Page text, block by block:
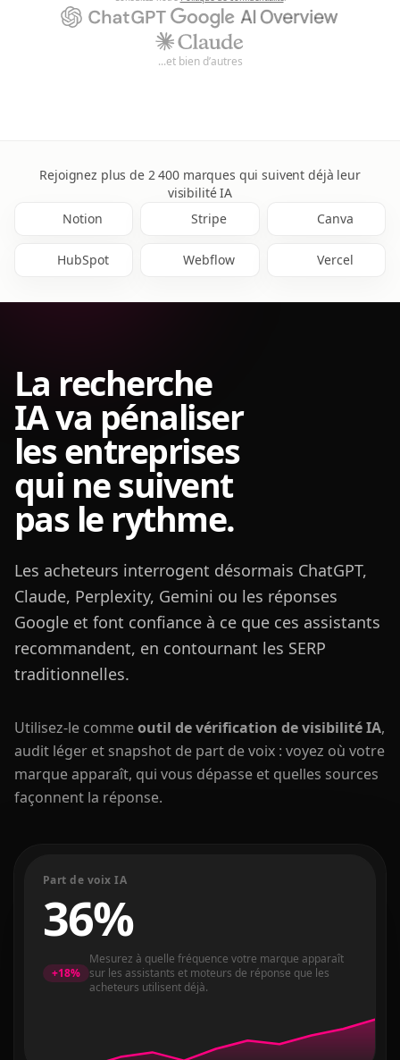
...et bien d’autres
Rejoignez plus de 2 400 marques qui suivent déjà leur
visibilité IA
Notion
Stripe Canva
HubSpot Webflow Vercel
La recherche
IA va pénaliser
les entreprises
qui ne suivent
pas le rythme.
Les acheteurs interrogent désormais ChatGPT,
Claude, Perplexity, Gemini ou les réponses
Google et font confiance à ce que ces assistants
recommandent, en contournant les SERP
traditionnelles.
Utilisez-le commeoutil de vérification de visibilité IA,
audit léger et snapshot de part de voix : voyez où votre
marque apparaît, qui vous dépasse et quelles sources
façonnent la réponse.
Part de voix IA
36%
+18%
Mesurez à quelle fréquence votre marque apparaît
sur les assistants et moteurs de réponse que les
acheteurs utilisent déjà.